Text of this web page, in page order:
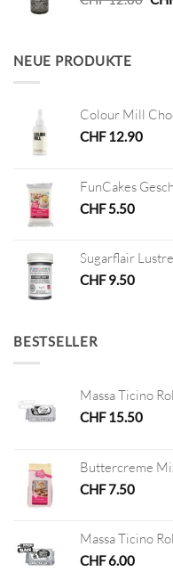
NEUE PRODUKTE
Colour Mill
CHF12.90
FunCakes
CHF5.50
Sugarflair
CHF9.50
BESTSELLER
Massa Ticino
CHF15.50
Buttercreme
CHF7.50
Massa Ticino
CHF6.00